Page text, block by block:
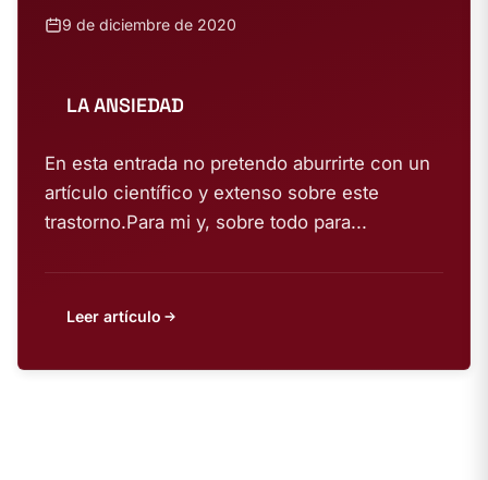
9 de diciembre de 2020
LA ANSIEDAD
En esta entrada no pretendo aburrirte con un
artículo científico y extenso sobre este
trastorno.Para mi y, sobre todo para...
Leer artículo